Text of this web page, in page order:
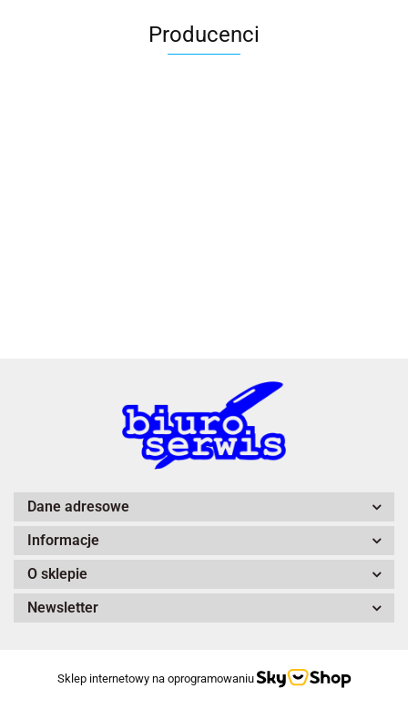
Producenci
A4 Tech
Dane adresowe
Informacje
O sklepie
Newsletter
Sklep internetowy na oprogramowaniu